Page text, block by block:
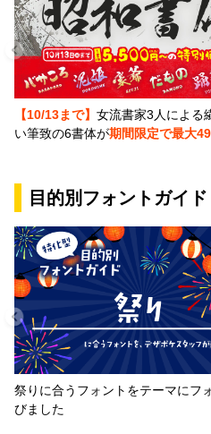
【10/13まで】 女流書家3人による
い筆致の6書体が期間限定で最大
目的別フォントガイド
祭りに合うフォントをテーマにフ
びました